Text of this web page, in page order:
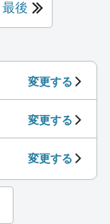
変更する
変更する
変更する
最後